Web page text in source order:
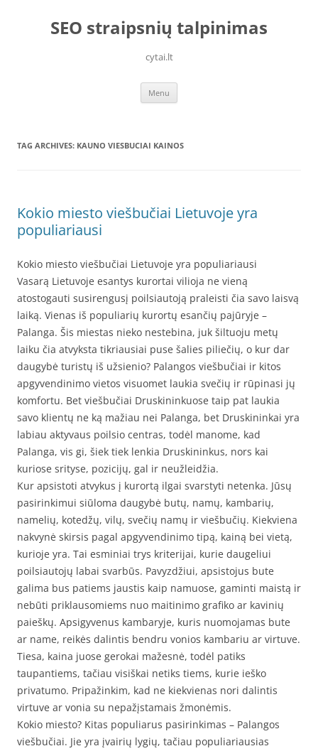
contentSEO straipsnių talpinimas
cytai.lt
Menu
TAG ARCHIVES: KAUNO VIESBUCIAI KAINOS
Kokio miesto viešbučiai Lietuvoje yra
populiariausi
Kokio miesto viešbučiai Lietuvoje yra populiariausi
Vasarą Lietuvoje esantys kurortai vilioja ne vieną
atostogauti susirengusį poilsiautoją praleisti čia savo laisvą
laiką. Vienas iš populiarių kurortų esančių pajūryje –
Palanga. Šis miestas nieko nestebina, juk šiltuoju metų
laiku čia atvyksta tikriausiai puse šalies piliečių, o kur dar
daugybė turistų iš užsienio? Palangos viešbučiai ir kitos
apgyvendinimo vietos visuomet laukia svečių ir rūpinasi jų
komfortu. Bet viešbučiai Druskininkuose taip pat laukia
savo klientų ne ką mažiau nei Palanga, bet Druskininkai yra
labiau aktyvaus poilsio centras, todėl manome, kad
Palanga, vis gi, šiek tiek lenkia Druskininkus, nors kai
kuriose srityse, pozicijų, gal ir neužleidžia.
Kur apsistoti atvykus į kurortą ilgai svarstyti netenka. Jūsų
pasirinkimui siūloma daugybė butų, namų, kambarių,
namelių, kotedžų, vilų, svečių namų ir viešbučių. Kiekviena
nakvynė skirsis pagal apgyvendinimo tipą, kainą bei vietą,
kurioje yra. Tai esminiai trys kriterijai, kurie daugeliui
poilsiautojų labai svarbūs. Pavyzdžiui, apsistojus bute
galima bus patiems jaustis kaip namuose, gaminti maistą ir
nebūti priklausomiems nuo maitinimo grafiko ar kavinių
paieškų. Apsigyvenus kambaryje, kuris nuomojamas bute
ar name, reikės dalintis bendru vonios kambariu ar virtuve.
Tiesa, kaina juose gerokai mažesnė, todėl patiks
taupantiems, tačiau visiškai netiks tiems, kurie ieško
privatumo. Pripažinkim, kad ne kiekvienas nori dalintis
virtuve ar vonia su nepažįstamais žmonėmis.
Kokio miesto? Kitas populiarus pasirinkimas – Palangos
viešbučiai. Jie yra įvairių lygių, tačiau populiariausias